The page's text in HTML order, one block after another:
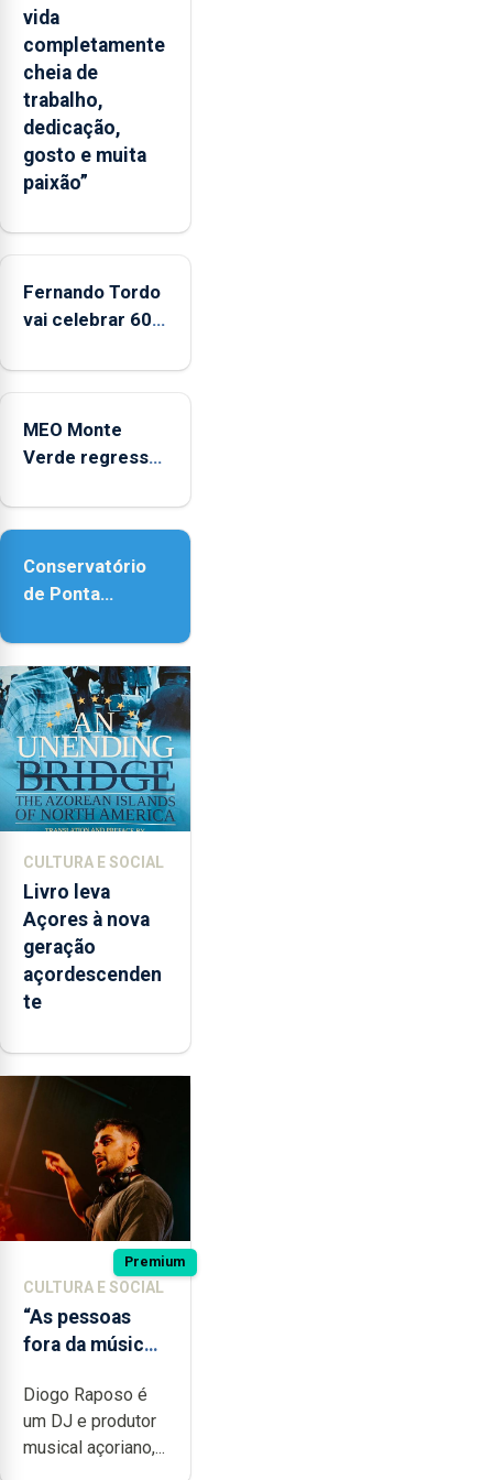
apresenta
um
“decréscimo
significativo”
da
CPUE
entre
e
vida
completamente
cheia de
trabalho,
dedicação,
gosto e muita
paixão”
Fernando Tordo
vai celebrar 60
no Coliseu
MEO Monte
Verde regressa
acessibilidade
Conservatório
de Ponta
contar com
novos
instrumentos
CULTURA E SOCIAL
Livro leva
Açores à nova
geração
açordescenden
te
Premium
CULTURA E SOCIAL
“As pessoas
fora da música
noção do quão
difícil é
produzir uma
Diogo Raposo é
um DJ e produtor
musical açoriano,...